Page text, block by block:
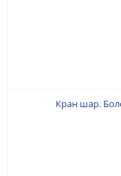
Кран шар.